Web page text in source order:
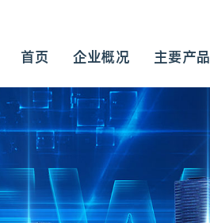
首页
企业概况 主要产品